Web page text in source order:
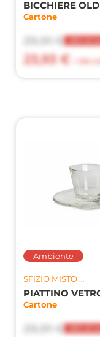
Cartone
29,91 €
23,93 €
Ambiente
SFIZIO MISTO S.R.L.
Cartone
29,91 €